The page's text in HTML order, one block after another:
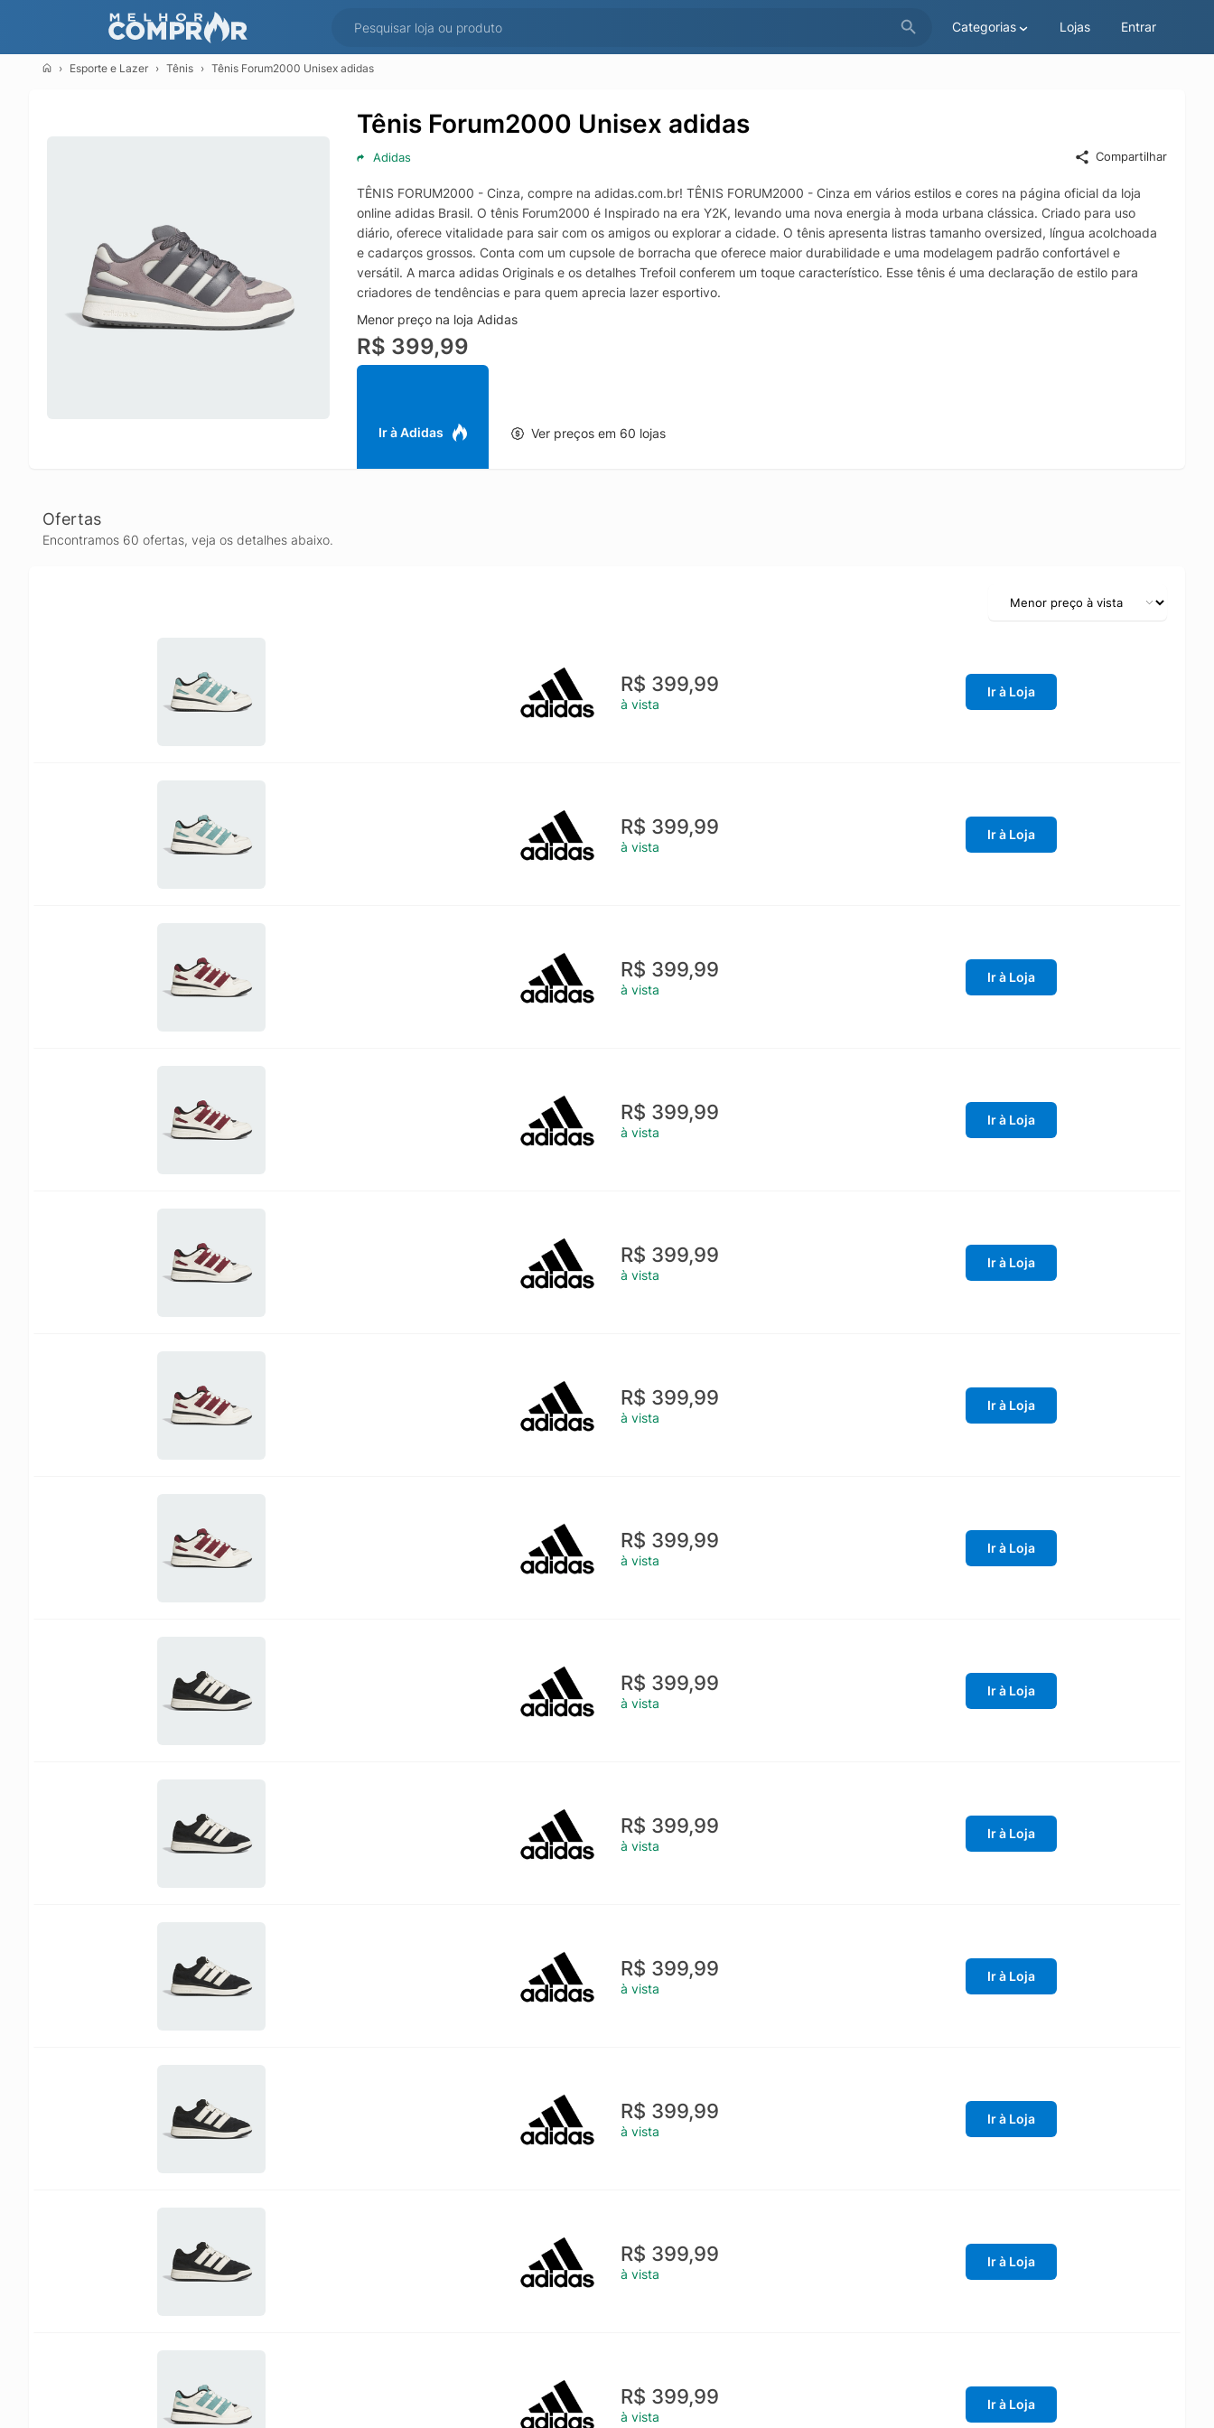
Categorias Lojas Entrar
Esporte e Lazer Tênis Tênis Forum2000 Unisex adidas
Tênis Forum2000 Unisex adidas
Adidas Compartilhar
TÊNIS FORUM2000 - Cinza, compre na adidas.com.br! TÊNIS FORUM2000 - Cinza em vários estilos e cores na página oficial da loja
online adidas Brasil. O tênis Forum2000 é Inspirado na era Y2K, levando uma nova energia à moda urbana clássica. Criado para uso
diário, oferece vitalidade para sair com os amigos ou explorar a cidade. O tênis apresenta listras tamanho oversized, língua acolchoada
e cadarços grossos. Conta com um cupsole de borracha que oferece maior durabilidade e uma modelagem padrão confortável e
versátil. A marca adidas Originals e os detalhes Trefoil conferem um toque característico. Esse tênis é uma declaração de estilo para
criadores de tendências e para quem aprecia lazer esportivo.
Menor preço na loja Adidas
R$ 399,99
Ir à Adidas Ver preços em 60 lojas
Ofertas
Encontramos 60 ofertas, veja os detalhes abaixo.
R$ 399,99
à vista
Ir à Loja
R$ 399,99
à vista
Ir à Loja
R$ 399,99
à vista
Ir à Loja
R$ 399,99
à vista
Ir à Loja
R$ 399,99
à vista
Ir à Loja
R$ 399,99
à vista
Ir à Loja
R$ 399,99
à vista
Ir à Loja
R$ 399,99
à vista
Ir à Loja
R$ 399,99
à vista
Ir à Loja
R$ 399,99
à vista
Ir à Loja
R$ 399,99
à vista
Ir à Loja
R$ 399,99
à vista
Ir à Loja
R$ 399,99
à vista
Ir à Loja